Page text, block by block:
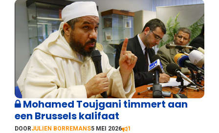
Mohamed Toujgani timmert aan
een Brussels kalifaat
DOORJULIEN BORREMANS5 MEI 2026 1